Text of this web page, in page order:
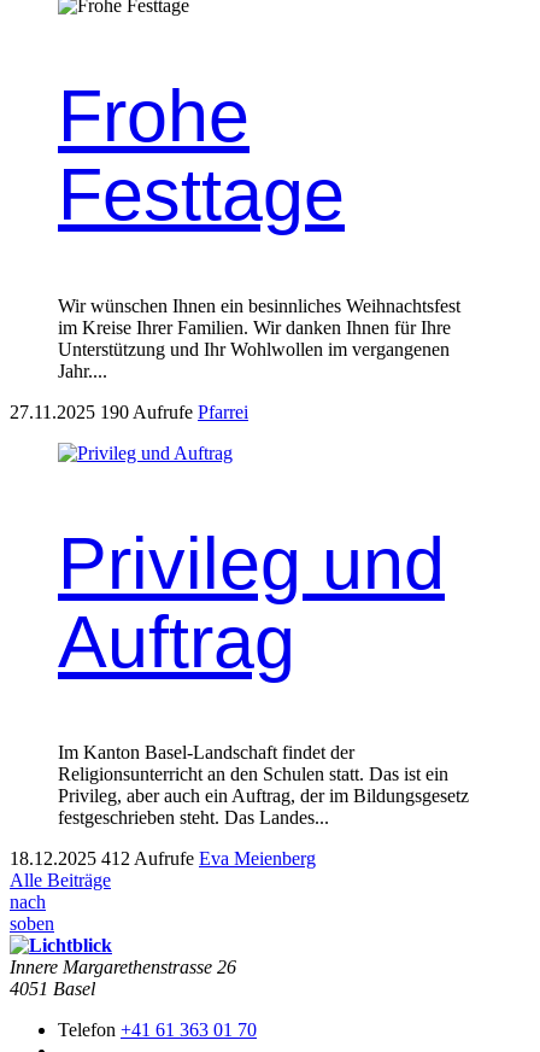
Frohe
Festtage
Wir wün­schen Ihnen ein besinnlich­es Wei­h­nachts­fest
im Kreise Ihrer Fam­i­lien. Wir danken Ihnen für Ihre
Unter­stützung und Ihr Wohlwollen im ver­gan­genen
Jahr....
27.11.2025 190 Aufrufe Pfarrei
Privileg und
Auftrag
Im Kanton Basel-Landschaft findet der
Religionsunterricht an den Schulen statt. Das ist ein
Privileg, aber auch ein Auftrag, der im Bildungsgesetz
festgeschrieben steht. Das Landes...
18.12.2025 412 Aufrufe Eva Meienberg
Alle Beiträge
nach
soben
Innere Mar­garethen­strasse 26
4051 Basel
Telefon +41 61 363 01 70